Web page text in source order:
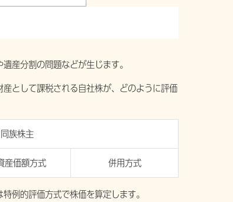
遺産分割の問題などが生じます。
として課税される自社株が、どのように評価
同族株主
産価額方式 併用方式
例的評価方式で株価を算定します。